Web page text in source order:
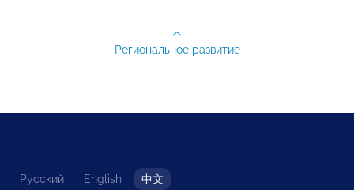
Региональное развитие
Русский English 中文